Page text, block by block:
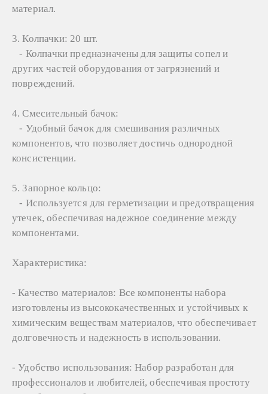
материал.
3. Колпачки: 20 шт.
- Колпачки предназначены для защиты сопел и
других частей оборудования от загрязнений и
повреждений.
4. Смесительный бачок:
- Удобный бачок для смешивания различных
компонентов, что позволяет достичь однородной
консистенции.
5. Запорное кольцо:
- Используется для герметизации и предотвращения
утечек, обеспечивая надежное соединение между
компонентами.
Характеристика:
- Качество материалов: Все компоненты набора
изготовлены из высококачественных и устойчивых к
химическим веществам материалов, что обеспечивает
долговечность и надежность в использовании.
- Удобство использования: Набор разработан для
профессионалов и любителей, обеспечивая простоту